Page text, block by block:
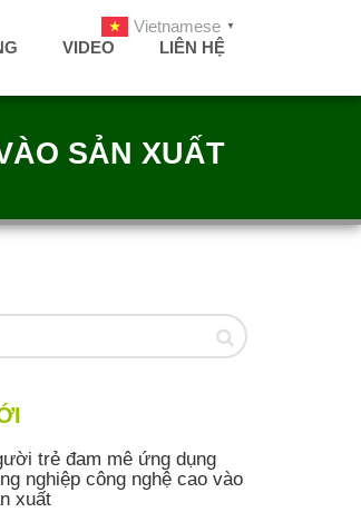
VIDEO LIÊN HỆ
SẢN XUẤT
trẻ đam mê ứng dụng
nghiệp công nghệ cao vào
xuất
Vietnamese ▼